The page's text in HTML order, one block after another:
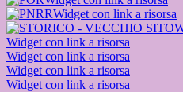
Widget con link a risorsa
Widget con link a risorsa
Widget con link a risorsa
Widget con link a risorsa
Widget con link a risorsa